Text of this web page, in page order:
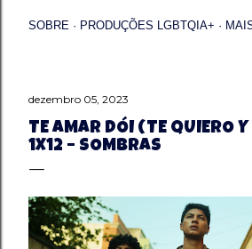
SOBRE PRODUÇÕES LGBTQIA+
dezembro 05, 2023
TE AMAR DÓI (TE QUIERO Y
1X12 – SOMBRAS